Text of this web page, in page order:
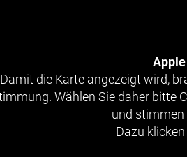
Damit die Karte angezeigt wird,
Wählen Sie daher bitte
und stimmen
Dazu